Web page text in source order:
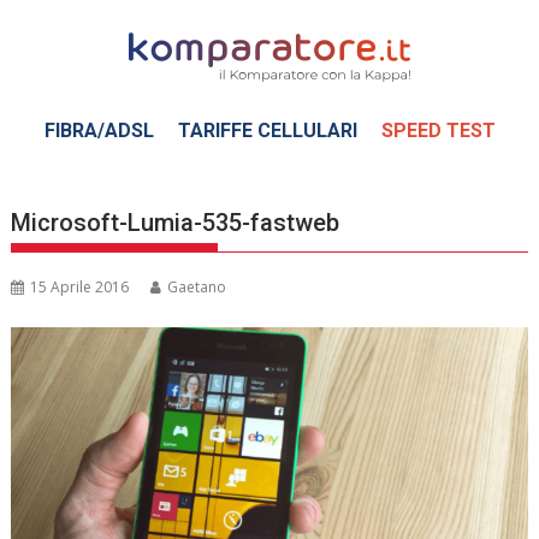
FIBRA/ADSL TARIFFE CELLULARI SPEED TEST
Microsoft-Lumia-535-fastweb
15 Aprile 2016 Gaetano